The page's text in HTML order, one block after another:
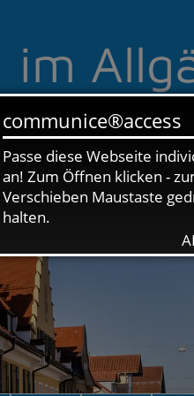
im
ÖFFENTLICHE